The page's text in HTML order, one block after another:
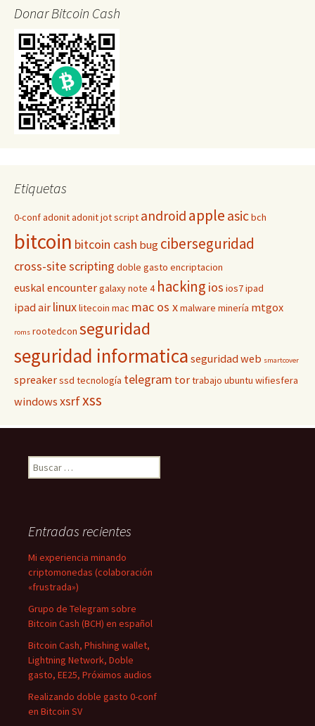
Donar Bitcoin Cash
Etiquetas
0-confadonitadonit jot script android apple asicbch
bitcoin bitcoin cash bug ciberseguridad
cross-site scripting doble gasto encriptacion
euskal encountergalaxy note 4 hacking ios ios7ipad
ipad air linuxlitecoin mac mac os xmalware minería mtgox
roms rootedcon seguridad
seguridad informatica seguridad web smartcover
spreakerssd tecnología telegram tortrabajo ubuntu wifiesfera
windows xsrfxss
Buscar:
Entradas recientes
Mi experiencia minando
criptomonedas (colaboración
«frustrada»)
Grupo de Telegram sobre
Bitcoin Cash (BCH) en español
Bitcoin Cash, Phishing wallet,
Lightning Network, Doble
gasto, EE25, Próximos audios
Realizando doble gasto 0-conf
en Bitcoin SV